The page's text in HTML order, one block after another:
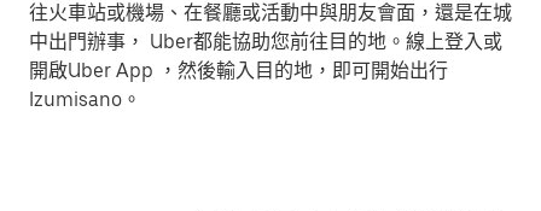
往火車站或機場、在餐廳或活動中與朋友會面，還是在城
中出門辦事， Uber都能協助您前往目的地。線上登入或
開啟Uber App ，然後輸入目的地，即可開始出行
Izumisano。